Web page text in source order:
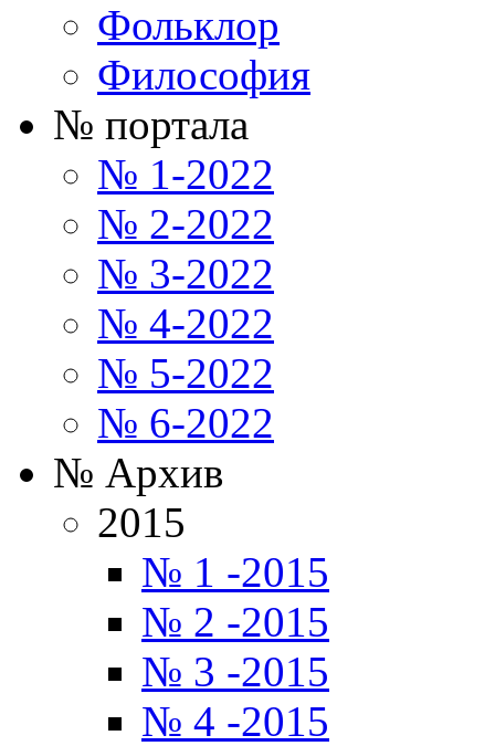
Фольклор
Философия
№ портала
№ 1-2022
№ 2-2022
№ 3-2022
№ 4-2022
№ 5-2022
№ 6-2022
№ Архив
2015
№ 1 -2015
№ 2 -2015
№ 3 -2015
№ 4 -2015